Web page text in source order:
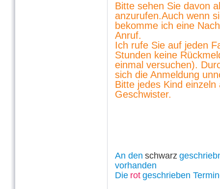
Bitte sehen Sie davon
anzurufen.Auch wenn
bekomme ich eine
Anruf.
Ich rufe Sie auf jeden
Stunden keine
einmal versuchen).
sich die Anmeldung
Bitte jedes Kind
Geschwister.
An den schwarz
vorhanden
Die rot geschrieben